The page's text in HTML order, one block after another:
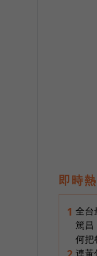
即時
1 全台
篤昌
何把
連黃